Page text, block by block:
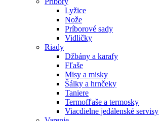
Lyžice
Nože
Príborové sady
Vidličky
Riady
Džbány a karafy
Fľaše
Misy a misky
Šálky a hrnčeky
Taniere
Termofľaše a termosky
Viacdielne jedálenské servisy